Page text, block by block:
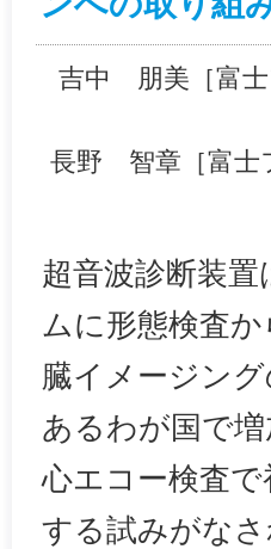
吉中 朋美［富士
長野 智章［富士
超音波診断装
ムに形態検査
臓イメージン
あるわが国で
心エコー検査
する試みがな